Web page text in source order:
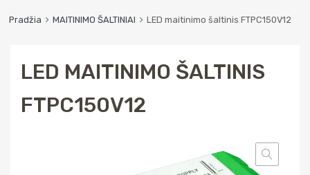
Pradžia MAITINIMO ŠALTINIAI LED maitinimo šaltinis FTPC150V12
LED MAITINIMO ŠALTINIS
FTPC150V12